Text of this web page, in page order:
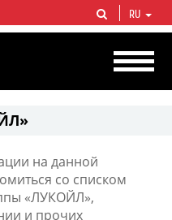
интегрированных
приходится более 2%
запасов углеводородов.
RU
на данной
со списком
«ЛУКОЙЛ»,
и прочих